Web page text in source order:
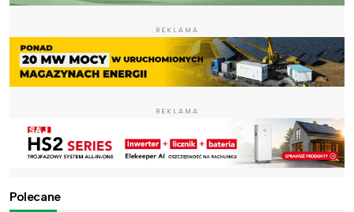
REKLAMA
REKLAMA
Polecane